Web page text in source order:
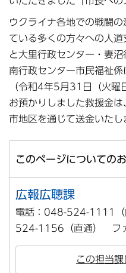
ウクライナ各地での戦闘
ている多くの方々への人
と大里行政センター・妻
南行政センター市民福祉係
（令和4年5月31日（火曜
お預かりしました救援金
市地区を通じて送金いたし
このページについての
広報広聴課
電話：048-524-1111
524-1156（直通） フ
この担当